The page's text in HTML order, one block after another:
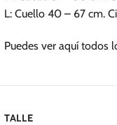
L: Cuello 40 – 67 cm.
Puedes ver aquí todos
TALLE